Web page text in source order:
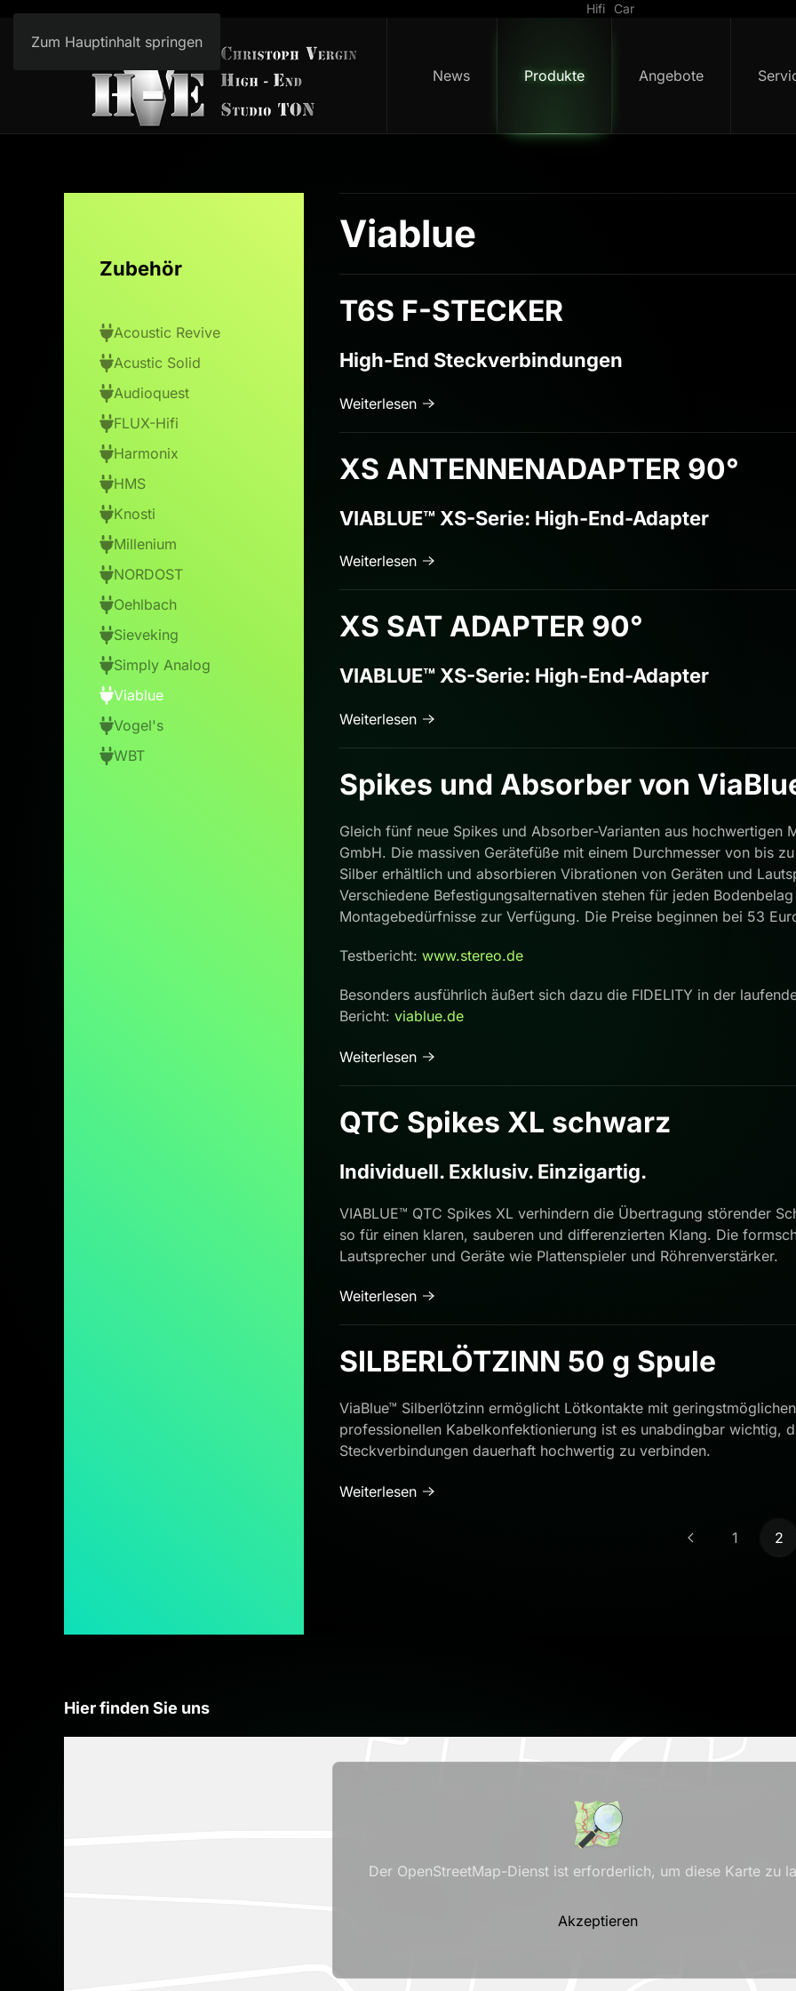
Zum Hauptinhalt springen
Hifi Car
News Produkte Angebote
Zubehör
Acoustic Revive
Acustic Solid
Audioquest
FLUX-Hifi
Harmonix
HMS
Knosti
Millenium
NORDOST
Oehlbach
Sieveking
Simply Analog
Viablue
Vogel's
WBT
Viablue
T6S F-STECKER
High-End Steckverbindungen
Weiterlesen
XS ANTENNENADAPTER 90°
VIABLUE™ XS-Serie: High-End-Adapter
Weiterlesen
XS SAT ADAPTER 90°
VIABLUE™ XS-Serie: High-End-Adapter
Weiterlesen
Spikes und Absorber von
Gleich fünf neue Spikes und Absorber-Varianten aus hochwertigen
GmbH. Die massiven Gerätefüße mit einem Durchmesser von bis
Silber erhältlich und absorbieren Vibrationen von Geräten und
Verschiedene Befestigungsalternativen stehen für jeden
Montagebedürfnisse zur Verfügung. Die Preise beginnen bei 53
Testbericht: www.stereo.de
Besonders ausführlich äußert sich dazu die FIDELITY in der
Bericht: viablue.de
Weiterlesen
QTC Spikes XL schwarz
Individuell. Exklusiv. Einzigartig.
VIABLUE™ QTC Spikes XL verhindern die Übertragung störender
so für einen klaren, sauberen und differenzierten Klang. Die
Lautsprecher und Geräte wie Plattenspieler und Röhrenverstärker.
Weiterlesen
SILBERLÖTZINN 50 g Spule
ViaBlue™ Silberlötzinn ermöglicht Lötkontakte mit
professionellen Kabelkonfektionierung ist es unabdingbar wichtig,
Steckverbindungen dauerhaft hochwertig zu verbinden.
Weiterlesen
1 2
Hier finden Sie uns
Der OpenStreetMap-Dienst ist erforderlich, um diese Karte zu
Akzeptieren